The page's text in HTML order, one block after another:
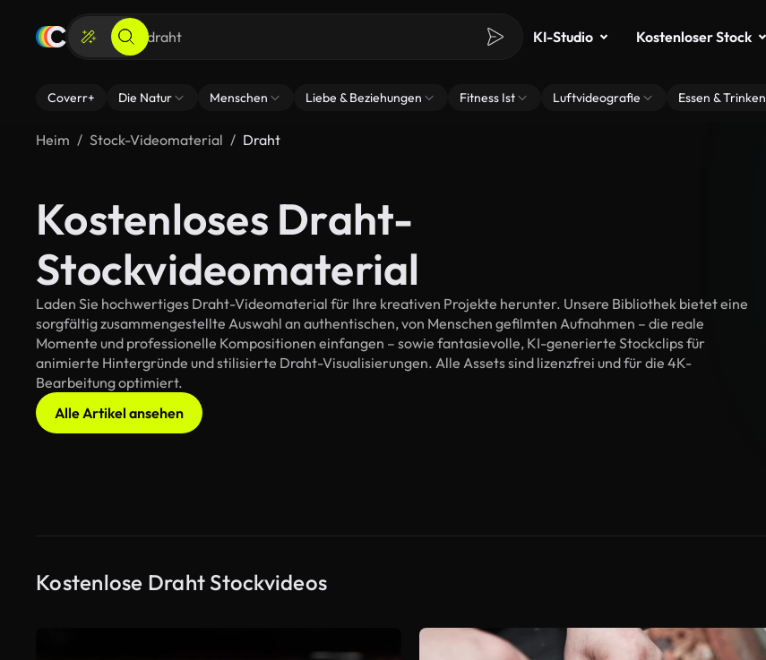
KI-Studio Kostenloser Stock
Coverr+ Die Natur Menschen Liebe & Beziehungen Fitness Ist Luftvideografie Essen & Trinken
Heim Stock-Videomaterial Draht
Kostenloses Draht-
Stockvideomaterial
Laden Sie hochwertiges Draht-Videomaterial für Ihre kreativen Projekte herunter. Unsere Bibliothek bietet eine
sorgfältig zusammengestellte Auswahl an authentischen, von Menschen gefilmten Aufnahmen – die reale
Momente und professionelle Kompositionen einfangen – sowie fantasievolle, KI-generierte Stockclips für
animierte Hintergründe und stilisierte Draht-Visualisierungen. Alle Assets sind lizenzfrei und für die 4K-
Bearbeitung optimiert.
Alle Artikel ansehen
Kostenlose Draht Stockvideos